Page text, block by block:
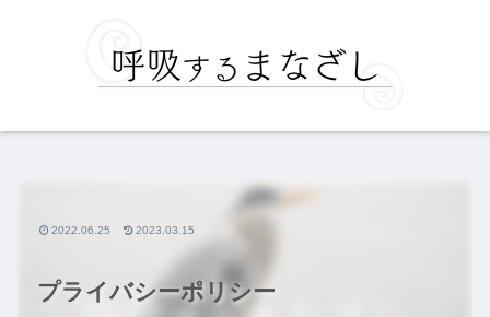
プライバシーポリシー
2022.06.25 2023.03.15